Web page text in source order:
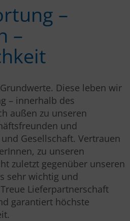
–
–
Diese leben wir
– innerhalb des
außen zu unseren
und
Gesellschaft. Vertrauen
zu unseren
zuletzt gegenüber unseren
sehr wichtig und
Lieferpartnerschaft
garantiert höchste